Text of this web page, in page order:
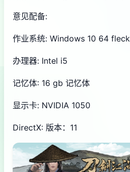
意见配备:
作业系统: Windows 10 64 fleck
办理器: Intel i5
记忆体: 16 gb 记忆体
显示卡: NVIDIA 1050
DirectX: 版本：11